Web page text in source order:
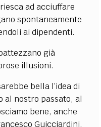
ad acciuffare
spontaneamente
ai dipendenti.
già
illusioni.
bella l’idea di
al nostro passato, al
bene, anche
Guicciardini.